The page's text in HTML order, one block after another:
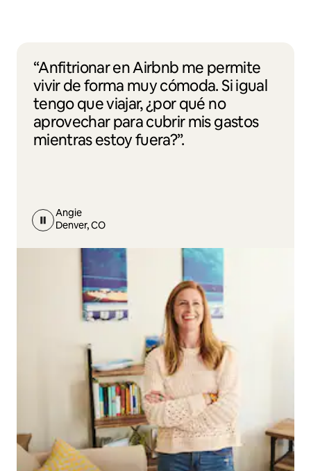
“Anfitrionar en Airbnb me permite
vivir de forma muy cómoda. Si igual
tengo que viajar, ¿por qué no
aprovechar para cubrir mis gastos
mientras estoy fuera?”.
Angie
Denver, CO